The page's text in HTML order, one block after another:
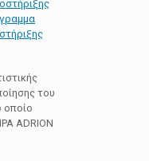
του
οποίο
ADRION